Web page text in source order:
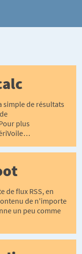
simple de résultats
plus
de flux RSS, en
de n'importe
un peu comme